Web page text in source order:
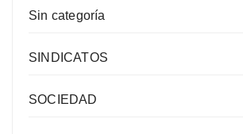
Sin categoría
SINDICATOS
SOCIEDAD